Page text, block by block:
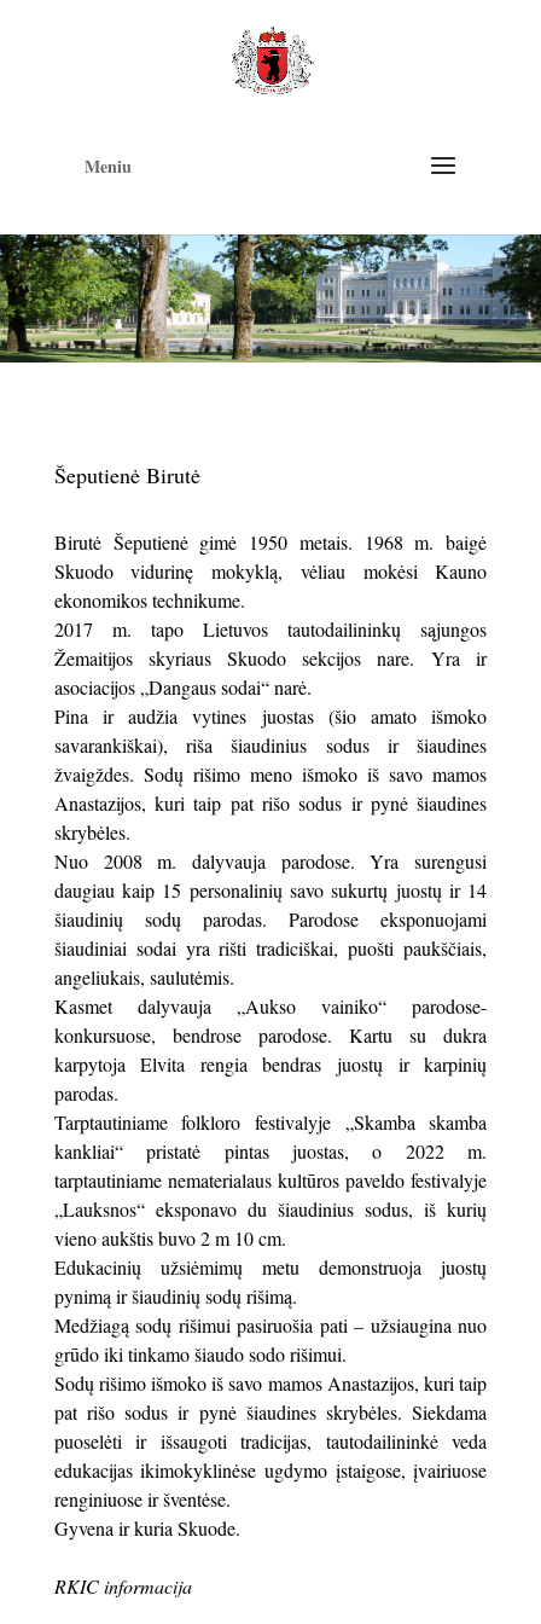
Meniu
Šeputienė Birutė
Birutė Šeputienė gimė 1950 metais. 1968 m. baigė
Skuodo vidurinę mokyklą, vėliau mokėsi Kauno
ekonomikos technikume.
2017 m. tapo Lietuvos tautodailininkų sąjungos
Žemaitijos skyriaus Skuodo sekcijos nare. Yra ir
asociacijos „Dangaus sodai“ narė.
Pina ir audžia vytines juostas (šio amato išmoko
savarankiškai), riša šiaudinius sodus ir šiaudines
žvaigždes. Sodų rišimo meno išmoko iš savo mamos
Anastazijos, kuri taip pat rišo sodus ir pynė šiaudines
skrybėles.
Nuo 2008 m. dalyvauja parodose. Yra surengusi
daugiau kaip 15 personalinių savo sukurtų juostų ir 14
šiaudinių sodų parodas. Parodose eksponuojami
šiaudiniai sodai yra rišti tradiciškai, puošti paukščiais,
angeliukais, saulutėmis.
Kasmet dalyvauja „Aukso vainiko“ parodose-
konkursuose, bendrose parodose. Kartu su dukra
karpytoja Elvita rengia bendras juostų ir karpinių
parodas.
Tarptautiniame folkloro festivalyje „Skamba skamba
kankliai“ pristatė pintas juostas, o 2022 m.
tarptautiniame nematerialaus kultūros paveldo festivalyje
„Lauksnos“ eksponavo du šiaudinius sodus, iš kurių
vieno aukštis buvo 2 m 10 cm.
Edukacinių užsiėmimų metu demonstruoja juostų
pynimą ir šiaudinių sodų rišimą.
Medžiagą sodų rišimui pasiruošia pati – užsiaugina nuo
grūdo iki tinkamo šiaudo sodo rišimui.
Sodų rišimo išmoko iš savo mamos Anastazijos, kuri taip
pat rišo sodus ir pynė šiaudines skrybėles. Siekdama
puoselėti ir išsaugoti tradicijas, tautodailininkė veda
edukacijas ikimokyklinėse ugdymo įstaigose, įvairiuose
renginiuose ir šventėse.
Gyvena ir kuria Skuode.
RKIC informacija